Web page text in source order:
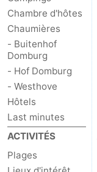
de
Mantelingen
Westkapelle
-
Zoutelande
-
Walcherse
bos
Dishoek
-
Vlissingen
-
Chambre d'hôtes
Chaumières
- Buitenhof
Domburg
- Hof Domburg
- Westhove
Hôtels
Last minutes
ACTIVITÉS
Plages